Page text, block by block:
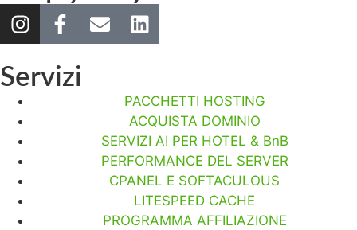
Servizi
PACCHETTI HOSTING
ACQUISTA DOMINIO
SERVIZI AI PER HOTEL & BnB
PERFORMANCE DEL SERVER
CPANEL E SOFTACULOUS
LITESPEED CACHE
PROGRAMMA AFFILIAZIONE